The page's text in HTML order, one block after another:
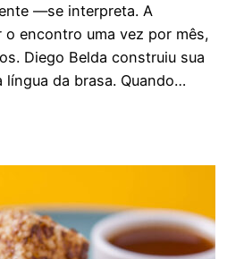
—se interpreta. A
o encontro uma vez por mês,
Diego Belda construiu sua
da brasa. Quando…